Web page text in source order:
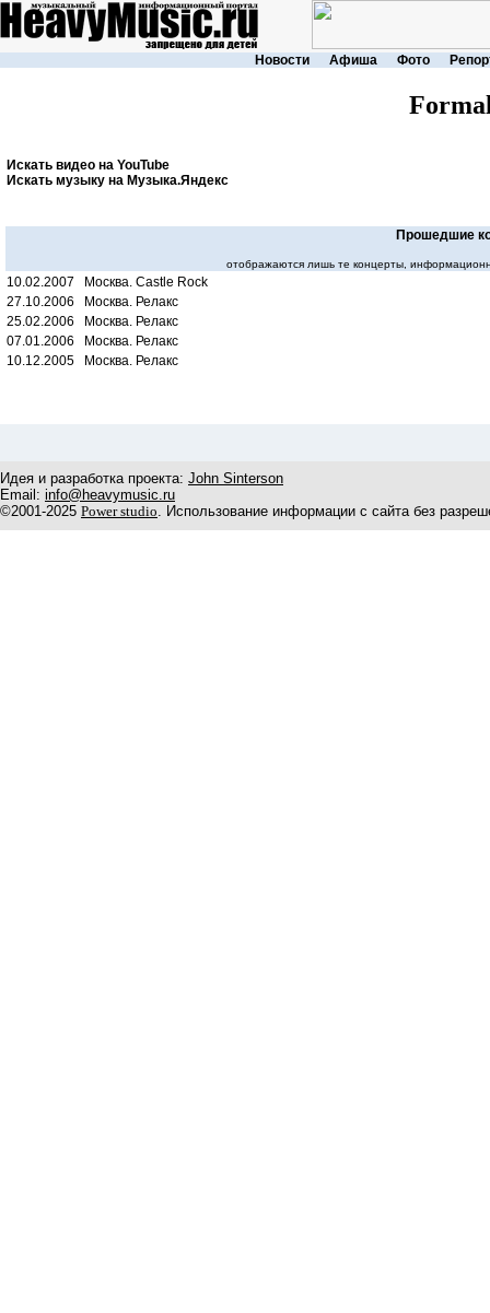
Новости Афиша Фото
Искать видео на YouTube
Искать музыку на Музыка.Яндекс
Прошедшие
отображаются лишь те концерты,
10.02.2007 Москва. Castle Rock
27.10.2006 Москва. Релакс
25.02.2006 Москва. Релакс
07.01.2006 Москва. Релакс
10.12.2005 Москва. Релакс
Идея и разработка проекта: John Sinterson
Email: info@heavymusic.ru
©2001-2025 Power studio. Использование информации с сайта без